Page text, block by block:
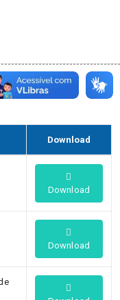
Download
Download
Download